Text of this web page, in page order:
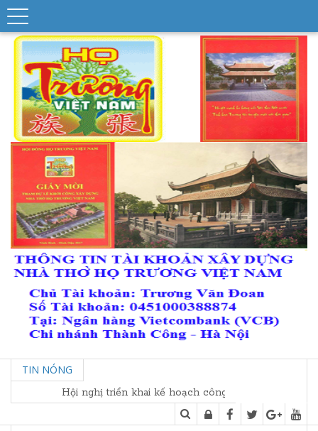
TIN NÓNG
Hội nghị triển khai kế hoạch công tác kết nối các Tộc